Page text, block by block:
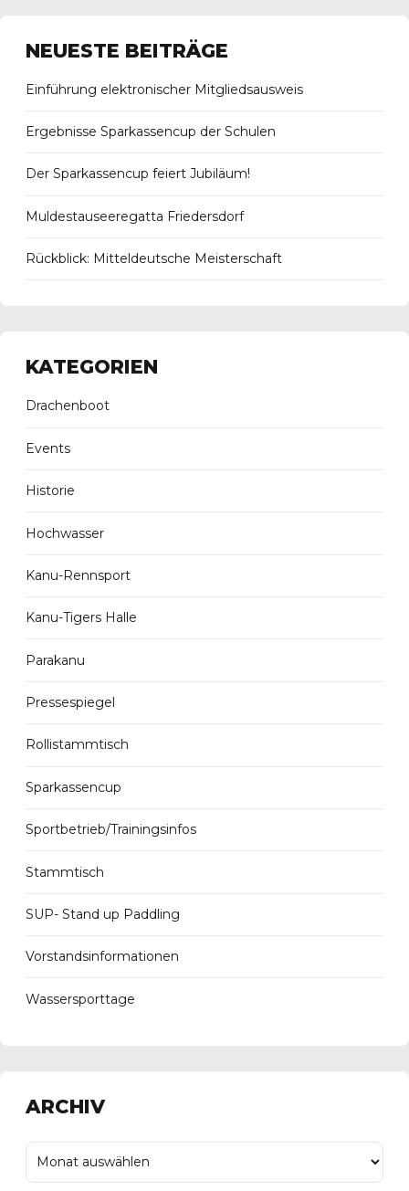
NEUESTE BEITRÄGE
Einführung elektronischer Mitgliedsausweis
Ergebnisse Sparkassencup der Schulen
Der Sparkassencup feiert Jubiläum!
Muldestauseeregatta Friedersdorf
Rückblick: Mitteldeutsche Meisterschaft
KATEGORIEN
Drachenboot
Events
Historie
Hochwasser
Kanu-Rennsport
Kanu-Tigers Halle
Parakanu
Pressespiegel
Rollistammtisch
Sparkassencup
Sportbetrieb/Trainingsinfos
Stammtisch
SUP- Stand up Paddling
Vorstandsinformationen
Wassersporttage
ARCHIV